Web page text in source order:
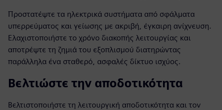
Προστατέψτε τα ηλεκτρικά συστήματα από σφάλματα
υπερρεύματος και γείωσης με ακριβή, έγκαιρη ανίχνευση.
Ελαχιστοποιήστε το χρόνο διακοπής λειτουργίας και
αποτρέψτε τη ζημιά του εξοπλισμού διατηρώντας
παράλληλα ένα σταθερό, ασφαλές δίκτυο ισχύος.
Βελτιώστε την αποδοτικότητα
Βελτιστοποιήστε τη λειτουργική αποδοτικότητα και τον